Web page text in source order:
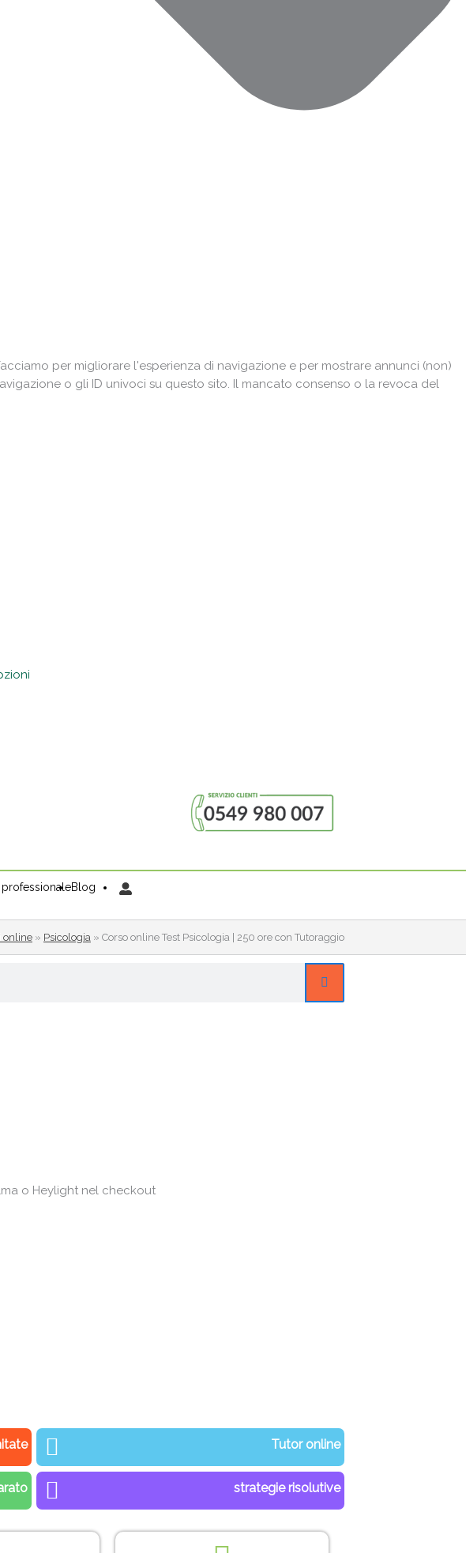
per migliorare l'esperienza di navigazione e per mostrare annunci (non)
o gli ID univoci su questo sito. Il mancato consenso o la revoca del
Blog
online » Psicologia » Corso online Test Psicologia | 250 ore con Tutoraggio
o Heylight nel checkout
Tutor online
strategie risolutive